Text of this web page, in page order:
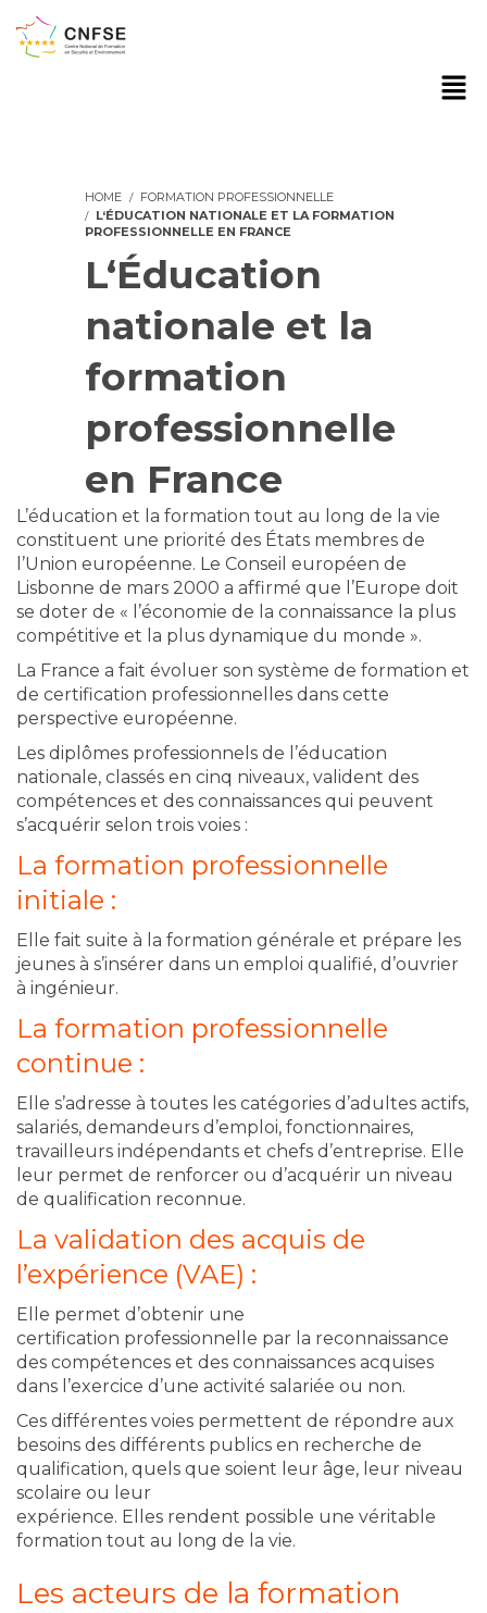
HOME
FORMATION PROFESSIONNELLE
L‘ÉDUCATION NATIONALE ET LA FORMATION
PROFESSIONNELLE EN FRANCE
L‘Éducation
nationale et la
formation
professionnelle
en France
L’éducation et la formation tout au long de la vie
constituent une priorité des États membres de
l’Union européenne. Le Conseil européen de
Lisbonne de mars 2000 a affirmé que l’Europe doit
se doter de « l’économie de la connaissance la plus
compétitive et la plus dynamique du monde ».
La France a fait évoluer son système de formation et
de certification professionnelles dans cette
perspective européenne.
Les diplômes professionnels de l’éducation
nationale, classés en cinq niveaux, valident des
compétences et des connaissances qui peuvent
s’acquérir selon trois voies :
La formation professionnelle
initiale :
Elle fait suite à la formation générale et prépare les
jeunes à s’insérer dans un emploi qualifié, d’ouvrier
à ingénieur.
La formation professionnelle
continue :
Elle s’adresse à toutes les catégories d’adultes actifs,
salariés, demandeurs d’emploi, fonctionnaires,
travailleurs indépendants et chefs d’entreprise. Elle
leur permet de renforcer ou d’acquérir un niveau
de qualification reconnue.
La validation des acquis de
l’expérience (VAE) :
Elle permet d’obtenir une
certification professionnelle par la reconnaissance
des compétences et des connaissances acquises
dans l’exercice d’une activité salariée ou non.
Ces différentes voies permettent de répondre aux
besoins des différents publics en recherche de
qualification, quels que soient leur âge, leur niveau
scolaire ou leur
expérience. Elles rendent possible une véritable
formation tout au long de la vie.
Les acteurs de la formation